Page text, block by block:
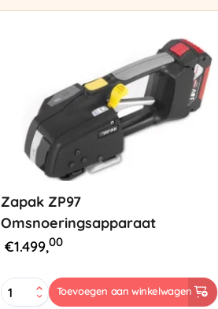
Zapak ZP97
Omsnoeringsapparaat
€1.499,00
Zapak
ZP97
Toevoegen aan winkelwagen